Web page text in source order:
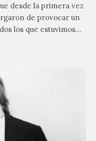
desde la primera vez
de provocar un
los que estuvimos